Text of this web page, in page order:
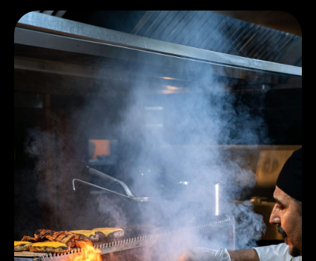
Inizia 30 Giorni Gratis Monitora il sistema